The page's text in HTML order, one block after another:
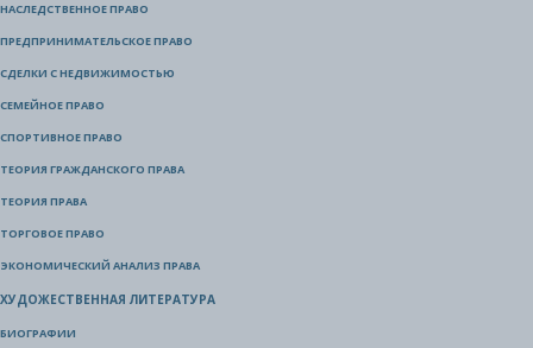
НАСЛЕДСТВЕННОЕ ПРАВО
ПРЕДПРИНИМАТЕЛЬСКОЕ ПРАВО
СДЕЛКИ С НЕДВИЖИМОСТЬЮ
СЕМЕЙНОЕ ПРАВО
СПОРТИВНОЕ ПРАВО
ТЕОРИЯ ГРАЖДАНСКОГО ПРАВА
ТЕОРИЯ ПРАВА
ТОРГОВОЕ ПРАВО
ЭКОНОМИЧЕСКИЙ АНАЛИЗ ПРАВА
ХУДОЖЕСТВЕННАЯ ЛИТЕРАТУРА
БИОГРАФИИ